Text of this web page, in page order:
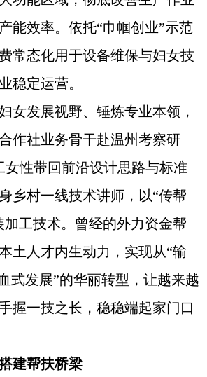
能效率。依托“巾帼创业”示范
常态化用于设备维保与妇女技
稳定运营。
发展视野、锤炼专业本领，
作社业务骨干赴温州考察研
女性带回前沿设计思路与标准
乡村一线技术讲师，以“传帮
加工技术。曾经的外力资金帮
土人才内生动力，实现从“输
式发展”的华丽转型，让越来越
握一技之长，稳稳端起家门口
帮扶桥梁